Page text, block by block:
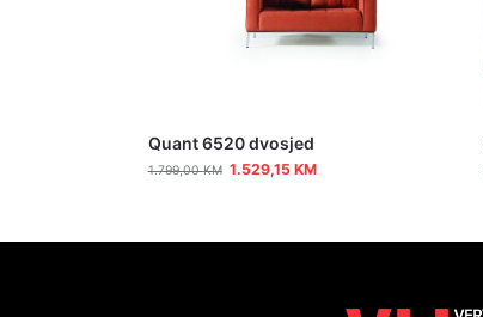
Quant 6520 dvosjed
1.799,00KM 1.529,15KM